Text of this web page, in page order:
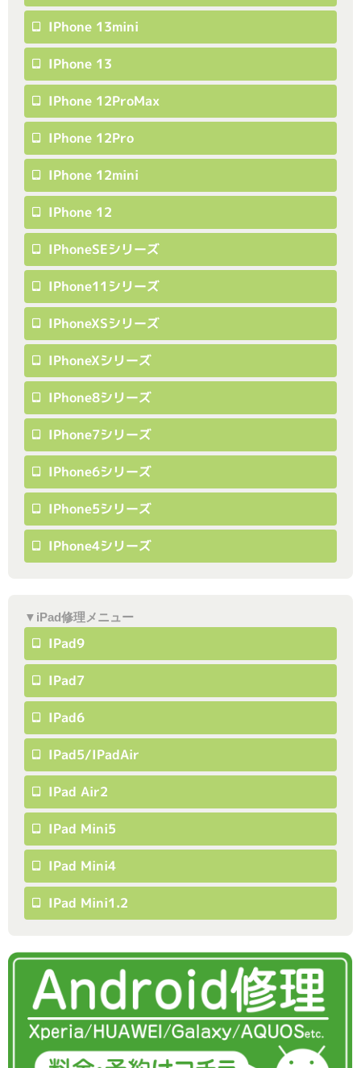
IPhone 13mini
IPhone 13
IPhone 12ProMax
IPhone 12Pro
IPhone 12mini
IPhone 12
IPhoneSEシリーズ
IPhone11シリーズ
IPhoneXSシリーズ
IPhoneXシリーズ
IPhone8シリーズ
IPhone7シリーズ
IPhone6シリーズ
IPhone5シリーズ
IPhone4シリーズ
▼iPad修理メニュー
IPad9
IPad7
IPad6
IPad5/iPadAir
IPad Air2
IPad Mini5
IPad Mini4
IPad Mini1.2